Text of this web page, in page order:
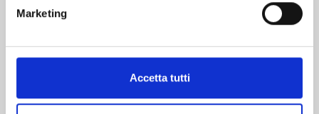
Marketing
Accetta tutti
Mostra tutto